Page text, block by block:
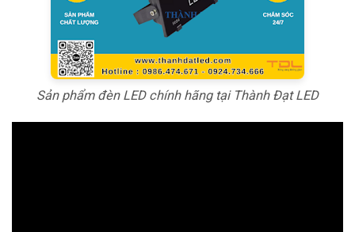
Sản phẩm đèn LED chính hãng tại Thành Đạt LED